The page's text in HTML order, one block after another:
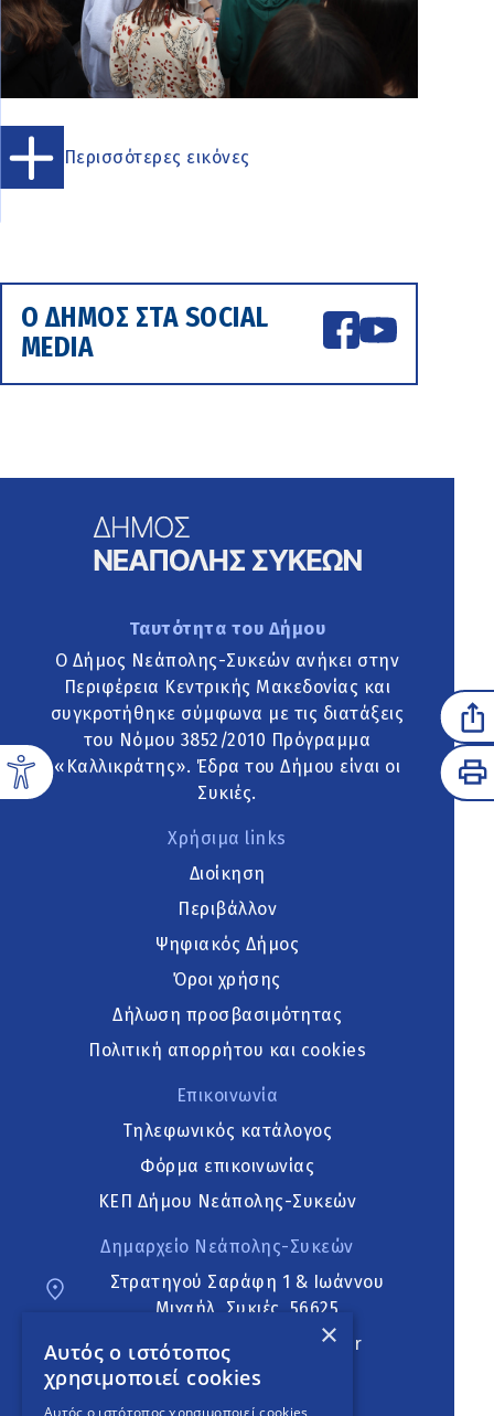
Περισσότερες εικόνες
Ο ΔΗΜΟΣ ΣΤΑ SOCIAL
MEDIA
Ταυτότητα του Δήμου
Ο Δήμος Νεάπολης-Συκεών ανήκει στην
Περιφέρεια Κεντρικής Μακεδονίας και
συγκροτήθηκε σύμφωνα με τις διατάξεις
του Νόμου 3852/2010 Πρόγραμμα
«Καλλικράτης». Έδρα του Δήμου είναι οι
Συκιές.
Χρήσιμα links
Διοίκηση
Περιβάλλον
Ψηφιακός Δήμος
Όροι χρήσης
Δήλωση προσβασιμότητας
Πολιτική απορρήτου και cookies
Επικοινωνία
Τηλεφωνικός κατάλογος
Φόρμα επικοινωνίας
ΚΕΠ Δήμου Νεάπολης-Συκεών
Δημαρχείο Νεάπολης-Συκεών
Στρατηγού Σαράφη 1 & Ιωάννου
Μιχαήλ, Συκιές, 56625
neapoli.sykies@ddt.gov.gr
Ακολουθήστε
×
Αυτός ο ιστότοπος
χρησιμοποιεί cookies
Αυτός ο ιστότοπος χρησιμοποιεί cookies